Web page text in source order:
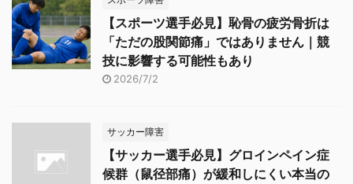
【スポーツ選手必見】恥骨の疲労骨折は
「ただの股関節痛」ではありません｜競
技に影響する可能性もあり
2026/7/2
サッカー障害
【サッカー選手必見】グロインペイン症
候群（鼠径部痛）が緩和しにくい本当の